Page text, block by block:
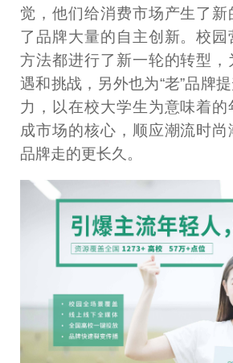
觉，他们给消费市场产生了新
了品牌大量的自主创新。校
方法都进行了新一轮的转型
遇和挑战，另外也为“老”品牌
力，以在校大学生为意味着
成市场的核心，顺应潮流时
品牌走的更长久。